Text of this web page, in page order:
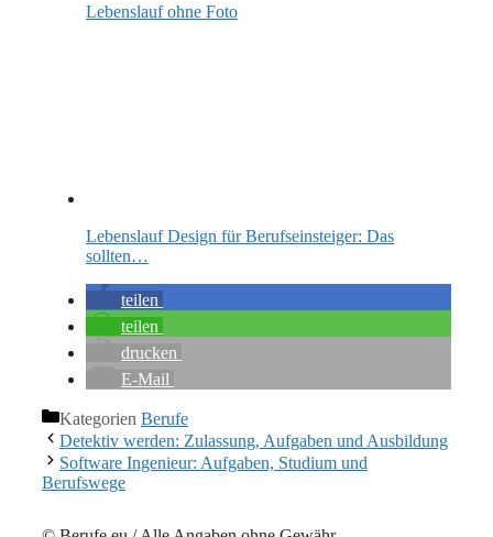
Lebenslauf ohne Foto
Lebenslauf Design für Berufseinsteiger: Das
sollten…
teilen
teilen
drucken
E-Mail
Kategorien Berufe
Detektiv werden: Zulassung, Aufgaben und Ausbildung
Software Ingenieur: Aufgaben, Studium und
Berufswege